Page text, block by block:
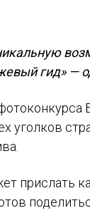
гид» —
уголков
прислать